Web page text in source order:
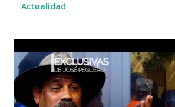
Actualidad